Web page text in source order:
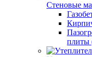
Стеновые